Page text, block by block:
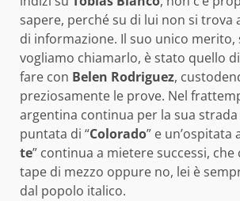
sapere, perché su di lui non si trova
di informazione. Il suo unico merito,
vogliamo chiamarlo, è stato quello
fare con Belen Rodriguez,
preziosamente le prove. Nel
argentina continua per la sua
puntata di “Colorado” e un’ospitata
te” continua a mietere successi, che
tape di mezzo oppure no, lei è
dal popolo italico.